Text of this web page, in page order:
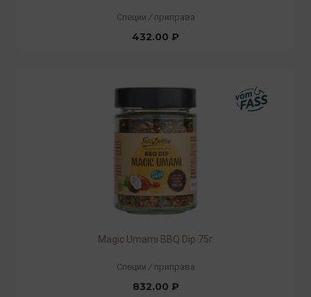
Специи / приправа
432.00 ₽
Magic Umami BBQ Dip 75г
Специи / приправа
832.00 ₽